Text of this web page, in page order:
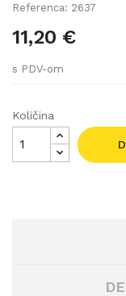
Referenca: 2637
11,20 €
s PDV-om
Količina